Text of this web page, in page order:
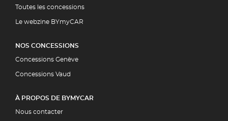
Toutes les concessions
Le webzine BYmyCAR
NOS CONCESSIONS
Concessions Genève
Concessions Vaud
À PROPOS DE BYMYCAR
Nous contacter